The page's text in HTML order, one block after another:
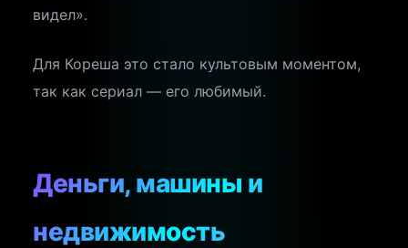
видел».
Для Кореша это стало культовым моментом,
так как сериал — его любимый.
Деньги, машины и
недвижимость